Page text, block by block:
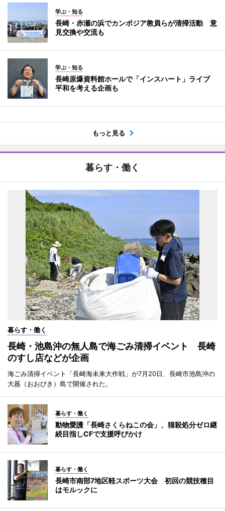
学ぶ・知る
長崎・赤瀬の浜でカンボジア教員らが清掃活動 意
見交換や交流も
学ぶ・知る
長崎原爆資料館ホールで「インスハート」ライブ
平和を考える企画も
もっと見る
暮らす・働く
暮らす・働く
長崎・池島沖の無人島で海ごみ清掃イベント 長崎
のすし店などが企画
海ごみ清掃イベント「長崎海未来大作戦」が7月20日、長崎市池島沖の
大蟇（おおびき）島で開催された。
暮らす・働く
動物愛護「長崎さくらねこの会」、猫殺処分ゼロ継
続目指しCFで支援呼びかけ
暮らす・働く
長崎市南部7地区軽スポーツ大会 初回の競技種目
はモルックに